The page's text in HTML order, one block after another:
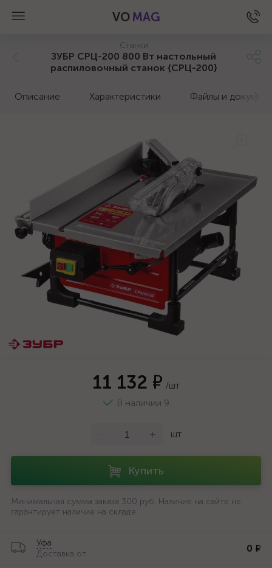
VO MAG
Станки
ЗУБР СРЦ-200 800 Вт настольный
распиловочный станок {СРЦ-200}
Описание Характеристики Файлы и
11 132 ₽ /шт
В наличии 9
+ шт
Купить
Минимальная сумма заказа 300 руб. Наличие на сайте не
гарантирует наличие на складе.
Уфа
Доставка от
0 ₽